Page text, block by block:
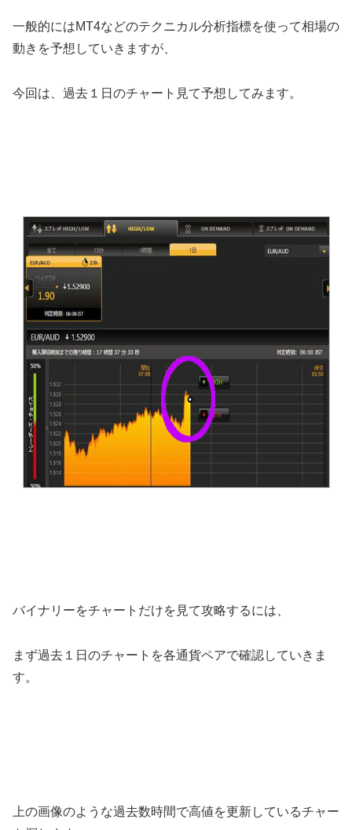
一般的にはMT4などのテクニカル分析指標を使って相場の
動きを予想していきますが、
今回は、過去１日のチャート見て予想してみます。
バイナリーをチャートだけを見て攻略するには、
まず過去１日のチャートを各通貨ペアで確認していきま
す。
上の画像のような過去数時間で高値を更新しているチャー